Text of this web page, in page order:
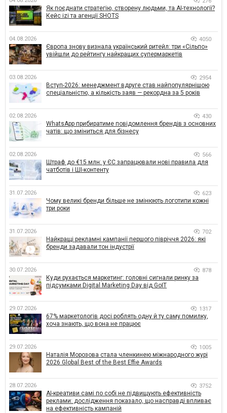
Як поєднати стратегію, створену людьми, та AI-технології?
Кейс izi та агенції SHOTS
04.08.2026 4050
Європа знову визнала український ритейл: три «Сільпо»
увійшли до рейтингу найкращих супермаркетів
03.08.2026 2954
Вступ-2026: менеджмент вдруге став найпопулярнішою
спеціальністю, а кількість заяв — рекордна за 5 років
02.08.2026 430
WhatsApp прибиратиме повідомлення брендів з основних
чатів: що зміниться для бізнесу
02.08.2026 566
Штраф до €15 млн: у ЄС запрацювали нові правила для
чатботів і ШІ-контенту
31.07.2026 623
Чому великі бренди більше не змінюють логотипи кожні
три роки
31.07.2026 702
Найкращі рекламні кампанії першого півріччя 2026: які
бренди задавали тон індустрії
30.07.2026 878
Куди рухається маркетинг: головні сигнали ринку за
підсумками Digital Marketing Day від GoIT
29.07.2026 1317
67% маркетологів досі роблять одну й ту саму помилку,
хоча знають, що вона не працює
29.07.2026 1005
Наталія Морозова стала членкинею міжнародного журі
2026 Global Best of the Best Effie Awards
28.07.2026 3752
AI-креативи самі по собі не підвищують ефективність
реклами: дослідження показало, що насправді впливає
на ефективність кампаній